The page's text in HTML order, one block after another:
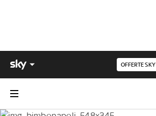
OFFERTE SKY